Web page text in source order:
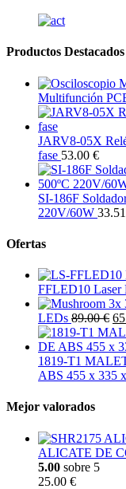
Productos Destacados
Multifunción
JARV8-05X
fase 53.00 €
SI-186F
220V/60W
Ofertas
FFLED10 Laser
LEDs 89.00 €
1819-T1
ABS 455 x 335
Mejor valorados
ALICATE DE
5.00 sobre 5
25.00 €